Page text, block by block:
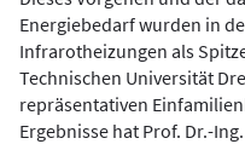
Energiebedarf wurden in
Infrarotheizungen als
Technischen Universität
repräsentativen
Ergebnisse hat Prof. Dr.-